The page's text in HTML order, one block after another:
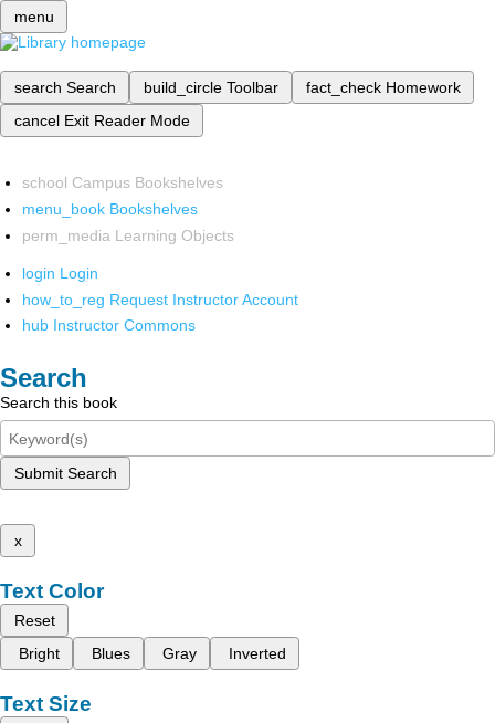
menu
search Search build_circle Toolbar fact_check Homework
cancel Exit Reader Mode
school Campus Bookshelves
menu_book Bookshelves
perm_media Learning Objects
login Login
how_to_reg Request Instructor Account
hub Instructor Commons
Search
Search this book
Submit Search
x
Text Color
Reset
Bright
Blues Gray Inverted
Text Size